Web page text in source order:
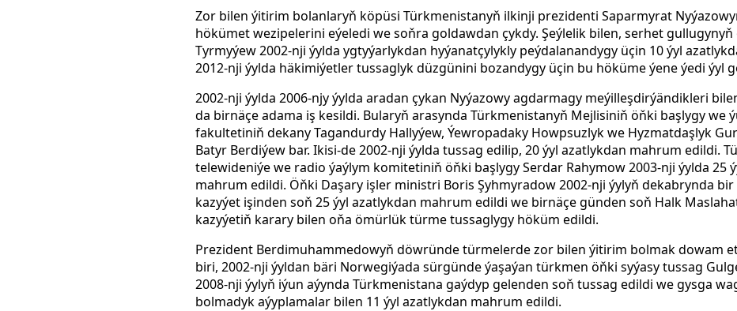
Zor bilen ýitirim bolanlaryň köpüsi Türkmenistanyň ilkinji prezidenti Saparmyrat
hökümet wezipelerini eýeledi we soňra goldawdan çykdy. Şeýlelik bilen, serhet
Tyrmyýew 2002-nji ýylda ygtyýarlykdan hyýanatçylykly peýdalanandygy üçin 10 ýyl
2012-nji ýylda häkimiýetler tussaglyk düzgünini bozandygy üçin bu höküme ýene ýedi ýyl
2002-nji ýylda 2006-njy ýylda aradan çykan Nyýazowy agdarmagy meýilleşdirýändikleri
da birnäçe adama iş kesildi. Bularyň arasynda Türkmenistanyň Mejlisiniň öňki başlygy we
fakultetiniň dekany Tagandurdy Hallyýew, Ýewropadaky Howpsuzlyk we Hyzmatdaşlyk
Batyr Berdiýew bar. Ikisi-de 2002-nji ýylda tussag edilip, 20 ýyl azatlykdan mahrum edildi.
telewideniýe we radio ýaýlym komitetiniň öňki başlygy Serdar Rahymow 2003-nji ýylda 25
mahrum edildi. Öňki Daşary işler ministri Boris Şyhmyradow 2002-nji ýylyň dekabrynda
kazyýet işinden soň 25 ýyl azatlykdan mahrum edildi we birnäçe günden soň Halk
kazyýetiň karary bilen oňa ömürlük türme tussaglygy höküm edildi.
Prezident Berdimuhammedowyň döwründe türmelerde zor bilen ýitirim bolmak dowam
biri, 2002-nji ýyldan bäri Norwegiýada sürgünde ýaşaýan türkmen öňki syýasy tussag
2008-nji ýylyň iýun aýynda Türkmenistana gaýdyp gelenden soň tussag edildi we gysga
bolmadyk aýyplamalar bilen 11 ýyl azatlykdan mahrum edildi.